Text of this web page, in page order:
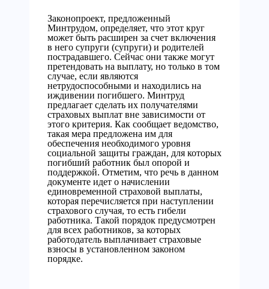
Законопроект, предложенный
Минтрудом, определяет, что этот круг
может быть расширен за счет включения
в него супруги (супруги) и родителей
пострадавшего. Сейчас они также могут
претендовать на выплату, но только в том
случае, если являются
нетрудоспособными и находились на
иждивении погибшего. Минтруд
предлагает сделать их получателями
страховых выплат вне зависимости от
этого критерия. Как сообщает ведомство,
такая мера предложена им для
обеспечения необходимого уровня
социальной защиты граждан, для которых
погибший работник был опорой и
поддержкой. Отметим, что речь в данном
документе идет о начислении
единовременной страховой выплаты,
которая перечисляется при наступлении
страхового случая, то есть гибели
работника. Такой порядок предусмотрен
для всех работников, за которых
работодатель выплачивает страховые
взносы в установленном законом
порядке.